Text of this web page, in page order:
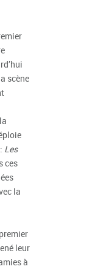
scène
Les
ces
la
leur
à